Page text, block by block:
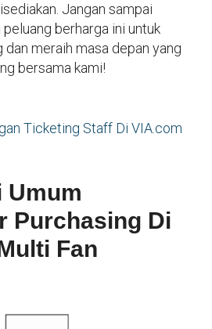
Jangan sampai
berharga ini untuk
dan meraih masa depan yang
bersama kami!
Ticketing Staff Di VIA.com
Umum
Purchasing Di
Fan